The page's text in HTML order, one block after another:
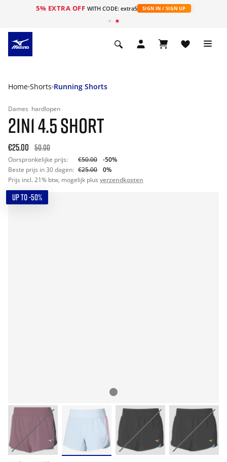
5% EXTRA OFF WITH CODE: extra5 SIGN IN / SIGN UP
Home Shorts Running Shorts
Dames hardlopen
2IN1 4.5 SHORT
€25.00 50.00
Oorspronkelijke prijs: €50.00
-50%
Beste prijs in 30 dagen: €25.00
0%
Prijs incl. 21% btw, mogelijk plus verzendkosten
UP TO -50%